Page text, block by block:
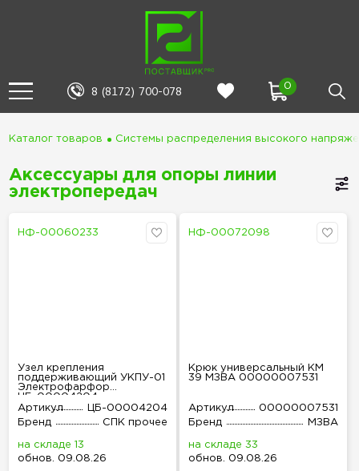
8 (8172) 700-078 0
Каталог товаров Системы распределения высокого
Аксессуары для опоры линии
электропередач
НФ-00060233
Узел крепления
поддерживающий УКПУ-01
Электрофарфор
ЦБ-00004204
Артикул
ЦБ-00004204
Бренд
СПК прочее
на складе 13
обнов. 09.08.26
НФ-00072098
Крюк универсальный КМ
39 МЗВА 00000007531
Артикул
00000007531
Бренд
МЗВА
на складе 33
обнов. 09.08.26